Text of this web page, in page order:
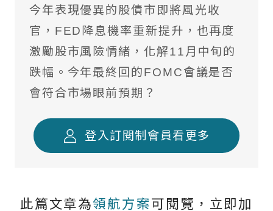
國際焦點黑馬個股
台股精選成長個股
國際名家深度觀察
全球不動產面面觀
聰明投資從這開始
今年表現優異的股債市即將風光收
官，FED降息機率重新提升，也再度
激勵股市風險情緒，化解11月中旬的
跌幅。今年最終回的FOMC會議是否
會符合市場眼前預期？
登入訂閱制會員看更多
此篇文章為領航方案可閱覽，立即加